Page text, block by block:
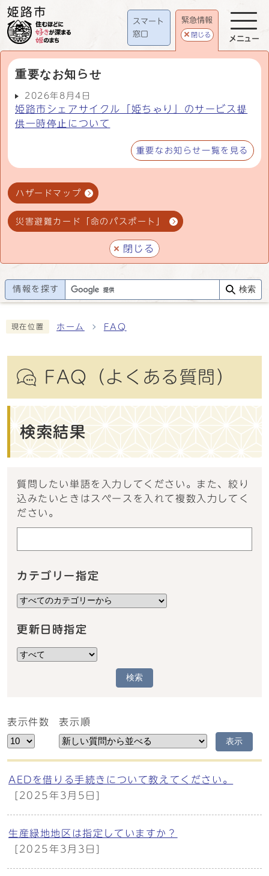
スマート
窓口
緊急情報
閉じる
重要なお知らせ
2026年8月4日
姫路市シェアサイクル「姫ちゃり」のサービス提
供一時停止について
重要なお知らせ一覧を見る
ハザードマップ
災害避難カード「命のパスポート」
閉じる
メニュー
情報を探す 検索
現在位置 ホーム FAQ
FAQ（よくある質問）
検索結果
質問したい単語を入力してください。また、絞り
込みたいときはスペースを入れて複数入力してく
ださい。
カテゴリー指定
更新日時指定
検索
表示件数 表示順
表示
AEDを借りる手続きについて教えてください。
[2025年3月5日]
生産緑地地区は指定していますか？
[2025年3月3日]